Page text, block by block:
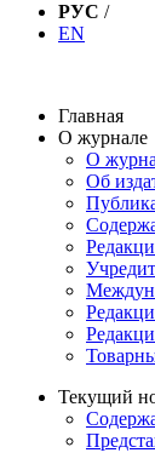
РУС /
EN
Главная
О журнале
О
Об
Текущий